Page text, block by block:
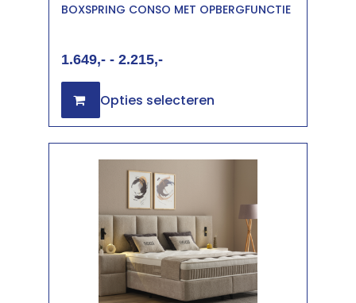
BOXSPRING CONSO MET OPBERGFUNCTIE
1.649 - 2.215
Opties selecteren